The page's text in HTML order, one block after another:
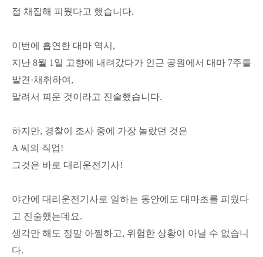
접 채집해 피웠다고 했습니다.
이번에 흡연한 대마 역시,
지난 8월 1일 고향에 내려갔다가 인근 공원에서 대마 7주를
발견·채취하여,
말려서 피운 것이라고 진술했습니다.
하지만, 경찰이 조사 중에 가장 놀랐던 것은
A 씨의 직업!
그것은 바로 대리운전기사!
야간에 대리운전기사로 일하는 동안에도 대마초를 피웠다
고 진술했는데요.
생각만 해도 정말 아찔하고, 위험한 상황이 아닐 수 없습니
다.